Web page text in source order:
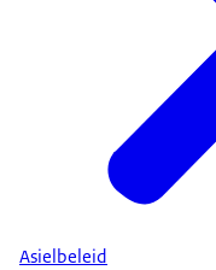
Asielbeleid